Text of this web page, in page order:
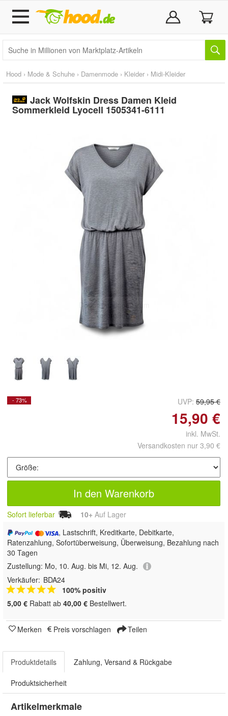
Hood › Mode & Schuhe › Damenmode › Kleider › Midi-Kleider
Jack Wolfskin Dress Damen Kleid
Sommerkleid Lyocell 1505341-6111
Doppelt antippen zum
vergrößern
- 73% UVP: 59,95 €
15,90 €
inkl. MwSt.
Versandkosten nur 3,90 €
In den Warenkorb
Sofort lieferbar 10+ Auf Lager
, Lastschrift, Kreditkarte, Debitkarte,
Ratenzahlung, Sofortüberweisung, Überweisung, Bezahlung nach
30 Tagen
Zustellung: Mo, 10. Aug. bis Mi, 12. Aug.
Verkäufer: BDA24
100% positiv
5,00 € Rabatt ab 40,00 € Bestellwert.
Merken Preis vorschlagen Teilen
Produktdetails Zahlung, Versand & Rückgabe
Produktsicherheit
Artikelmerkmale